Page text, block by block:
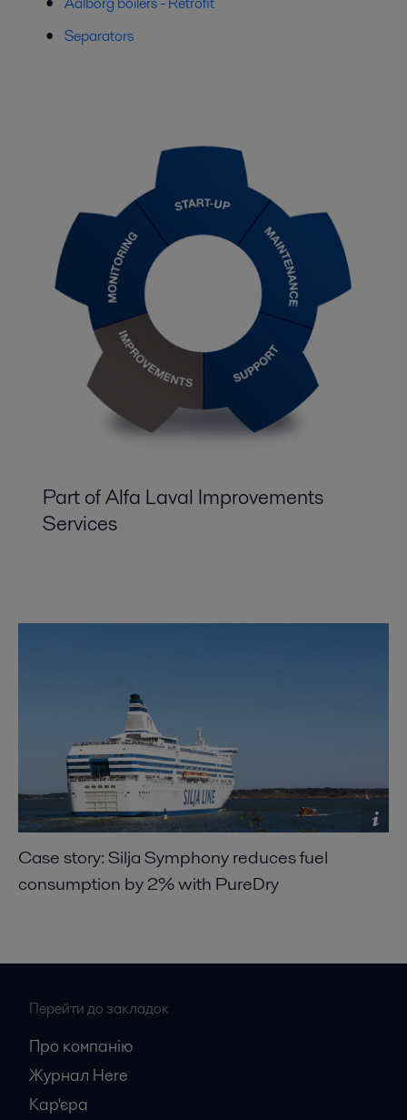
Separators
Part of Alfa Laval Improvements
Services
Case story: Silja Symphony reduces fuel
consumption by 2% with PureDry
Перейти до закладок
Про компанію
Журнал Here
Кар'єрa